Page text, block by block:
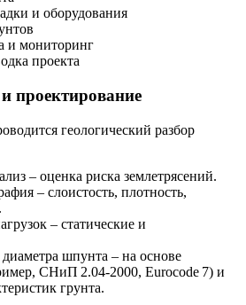
и оборудования
и мониторинг
проекта
проектирование
геологический разбор
– оценка риска землетрясений.
– слоистость, плотность,
– статические и
шпунта – на основе
СНиП 2.04‑2000, Eurocode 7) и
грунта.